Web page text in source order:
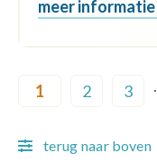
meer informatie
1 2 3
terug naar boven